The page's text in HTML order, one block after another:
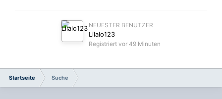
NEUESTER BENUTZER
Lilalo123
Registriert vor 49 Minuten
Startseite Suche